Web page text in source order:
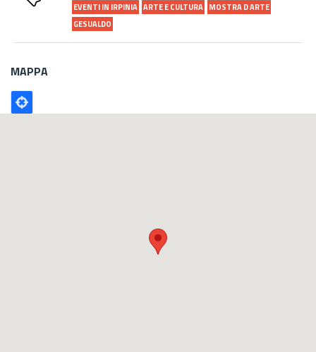
EVENTI IN IRPINIA ARTE E CULTURA MOSTRA D ARTE
GESUALDO
MAPPA
Poligono
GEO